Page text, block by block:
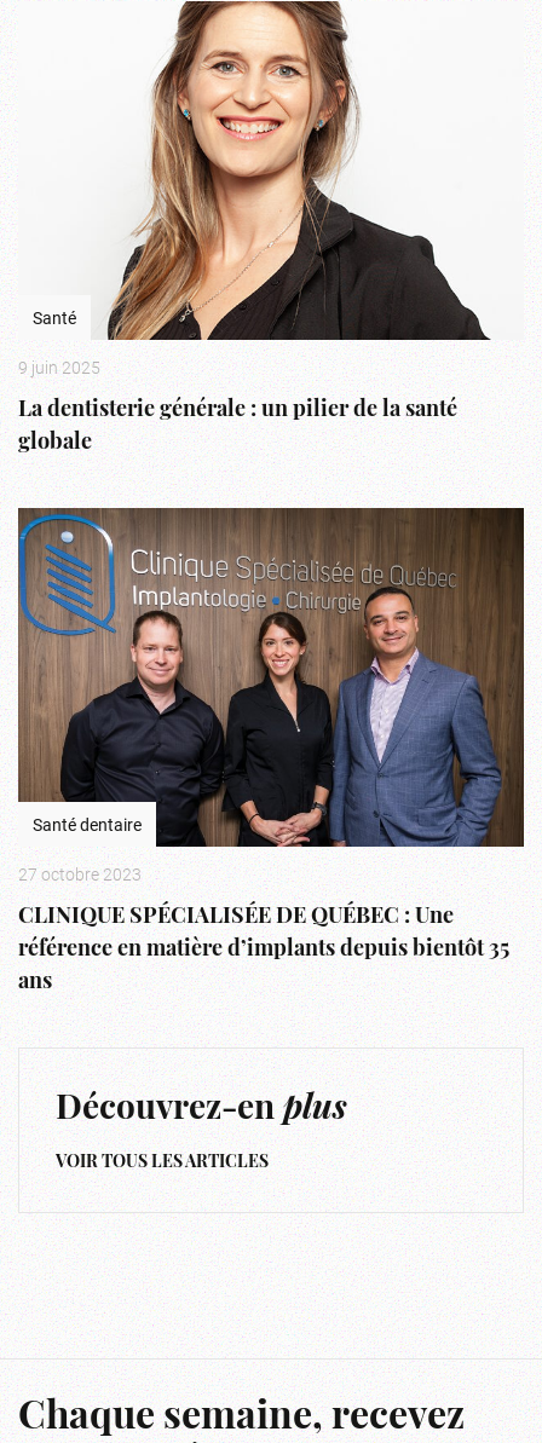
Santé
9 juin 2025
La dentisterie générale : un pilier de la santé
globale
Santé dentaire
27 octobre 2023
CLINIQUE SPÉCIALISÉE DE QUÉBEC : Une
référence en matière d’implants depuis bientôt 35
ans
Découvrez-enplus
VOIR TOUS LES ARTICLES
Chaque semaine, recevez